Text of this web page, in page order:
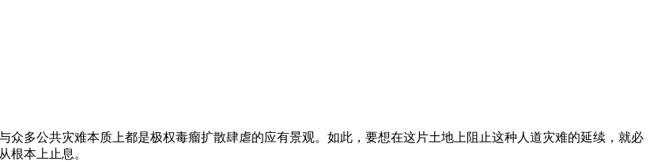
多公共灾难本质上都是极权毒瘤扩散肆虐的应有景观。如此，要想在这片土地上阻止这种人道灾难的延续，就必
本上止息。